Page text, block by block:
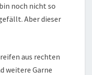
noch nicht so
Aber dieser
aus rechten
weitere Garne